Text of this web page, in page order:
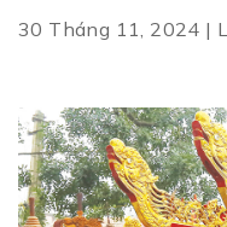
30 Tháng 11, 2024 |